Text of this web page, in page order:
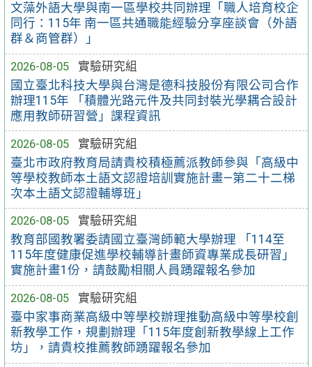
文藻外語大學與南一區學校共同辦理「職人培育校企
同行：115年 南一區共通職能經驗分享座談會（外語
群＆商管群）」
2026-08-05
實驗研究組
國立臺北科技大學與台灣是德科技股份有限公司合作
辦理115年 「積體光路元件及共同封裝光學耦合設計
應用教師研習營」課程資訊
2026-08-05
實驗研究組
臺北市政府教育局請貴校積極薦派教師參與「高級中
等學校教師本土語文認證培訓實施計畫—第二十二梯
次本土語文認證輔導班」
2026-08-05
實驗研究組
教育部國教署委請國立臺灣師範大學辦理 「114至
115年度健康促進學校輔導計畫師資專業成長研習」
實施計畫1份，請鼓勵相關人員踴躍報名參加
2026-08-05
實驗研究組
臺中家事商業高級中等學校辦理推動高級中等學校創
新教學工作，規劃辦理「115年度創新教學線上工作
坊」，請貴校推薦教師踴躍報名參加